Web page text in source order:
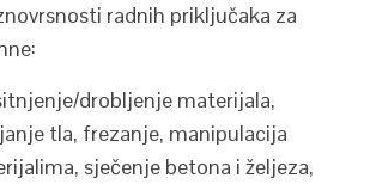
radnih priključaka za
drobljenje materijala,
tla, frezanje, manipulacija
sječenje betona i željeza,